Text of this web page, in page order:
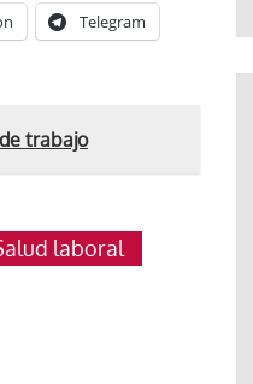
Telegram
trabajo
laboral